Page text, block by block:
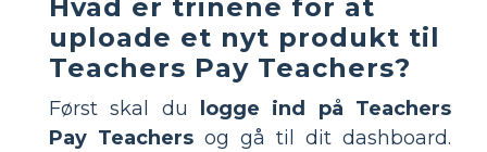
Hvad er trinene for at
uploade et nyt produkt til
Teachers Pay Teachers?
Først skal du
logge ind på Teachers
Pay Teachers og gå til dit dashboard.